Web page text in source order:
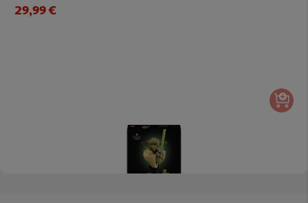
29,99 €